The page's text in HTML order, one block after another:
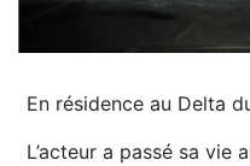
En résidence au Delta
L’acteur a passé sa vie